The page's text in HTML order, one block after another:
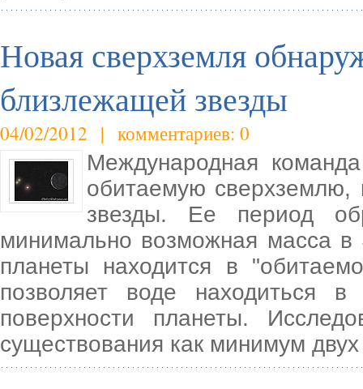
Новая сверхземля
близлежащей звезды
04/02/2012 | комментариев: 0
Международная
обитаемую сверхземлю,
звезды. Ее период
минимально возможная масса
планеты находится в
позволяет воде находиться
поверхности планеты.
существования как минимум